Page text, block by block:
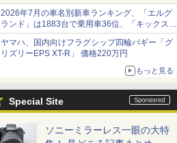
2026年7月の車名別新車ランキング、「エルグ
ランド」は1883台で乗用車36位、「キックス」
は2591台で27位に
ヤマハ、国内向けフラグシップ四輪バギー「グ
リズリーEPS XT-R」 価格220万円
もっと見る
Special Site
ソニーミラーレス一眼の大特